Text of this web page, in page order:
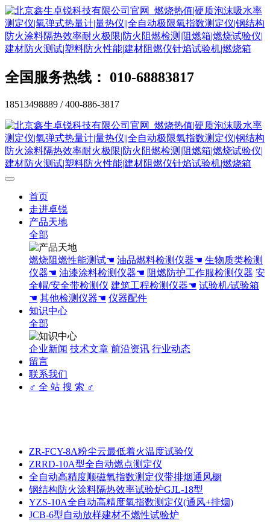
全国服务热线： 010-68883817
18513498889 / 400-886-3817
首页
走进卓锐
产品天地
全部
燃烧阻燃性能测试☚ 油品燃料检测仪器☚ 生物质类检测
仪器☚ 油漆涂料检测仪器☚ 阻燃防护工作服检测仪器 安
全帽/安全带检测仪 建筑工程检测仪器☚ 试验机/试验箱
☚ 其他检测仪器☚ 仪器配件
知识中心
全部
企业新闻 技术文章 前沿资讯 行业动态
留言
联系我们
♂ 全 站 搜 索 ♂
ZR-FCY-8A粉尘云最低着火温度试验仪
ZRRD-10A型全自动燃点测定仪
全自动高精度顺磁氧指数测定仪带排烟通风橱
钢结构防火涂料隔热效率试验炉GJL-18型
YZS-10A全自动高精度氧指数测定仪(通风+排烟)
JCB-6型自动放样建材不燃性试验炉